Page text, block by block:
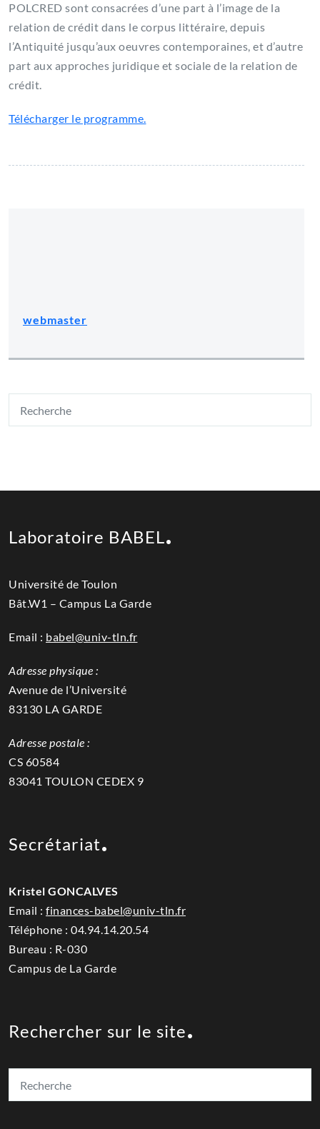
POLCRED sont consacrées d’une part à l’image de la
relation de crédit dans le corpus littéraire, depuis
l’Antiquité jusqu’aux oeuvres contemporaines, et d’autre
part aux approches juridique et sociale de la relation de
crédit.
Télécharger le programme.
webmaster
Laboratoire BABEL
Université de Toulon
Bât.W1 – Campus La Garde
Email : babel@univ-tln.fr
Adresse physique :
Avenue de l’Université
83130 LA GARDE
Adresse postale :
CS 60584
83041 TOULON CEDEX 9
Secrétariat
Kristel GONCALVES
Email : finances-babel@univ-tln.fr
Téléphone : 04.94.14.20.54
Bureau : R-030
Campus de La Garde
Rechercher sur le site